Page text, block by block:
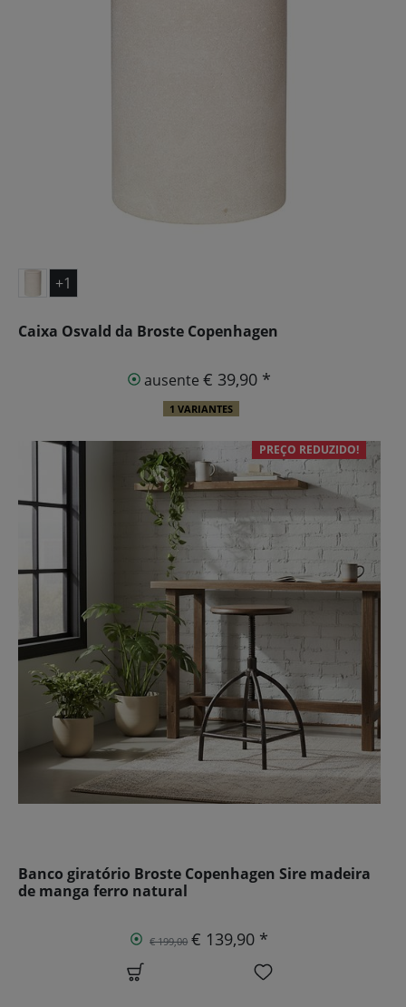
+1
Caixa Osvald da Broste Copenhagen
ausente € 39,90 *
1 VARIANTES
PREÇO REDUZIDO!
Banco giratório Broste Copenhagen Sire madeira
de manga ferro natural
€ 199,00 € 139,90 *